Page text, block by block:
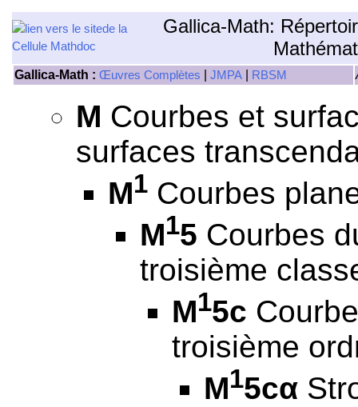
Gallica-Math:
Gallica-Math : Œuvres Complètes JMPA RBSM
M Courbes et
surfaces
M1 Courbes
M15 Courbes
troisième
M15c
troisième
M15cα